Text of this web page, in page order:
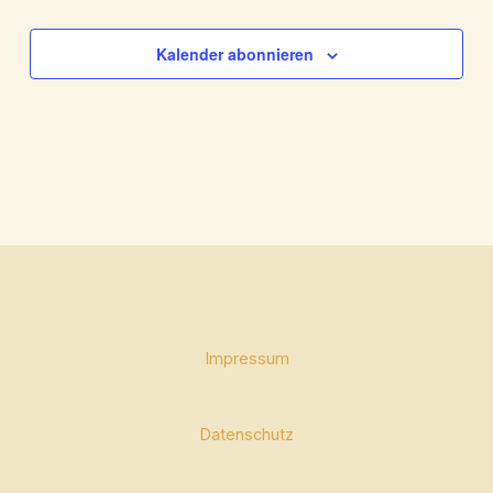
Kalender abonnieren
Impressum
Datenschutz